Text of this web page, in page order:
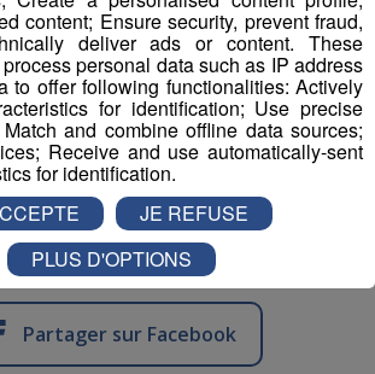
de la Première Neige de Val
masculin(première manche à 10
à 13 heures)
:slalom masculin(première manche à
à 12h30)
Partager sur Facebook
content; Ensure security, prevent fraud,
deliver ads or content. These
personal data such as IP address
to offer following functionalities: Actively
for identification; Use precise
and combine offline data sources;
Receive and use automatically-sent
for identification.
JE REFUSE
PLUS D'OPTIONS